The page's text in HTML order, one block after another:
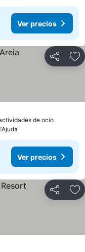
Ver precios
Compartir
de ocio
Ver precios
Compartir